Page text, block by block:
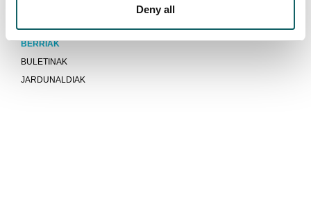
Deny all
BERRIAK
BULETINAK
JARDUNALDIAK